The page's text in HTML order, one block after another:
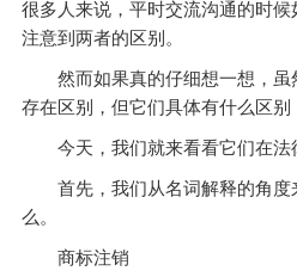
很多人来说，平时交流沟通的时
注意到两者的区别。
然而如果真的仔细想一想，
存在区别，但它们具体有什么区别
今天，我们就来看看它们在法
首先，我们从名词解释的角
么。
商标注销